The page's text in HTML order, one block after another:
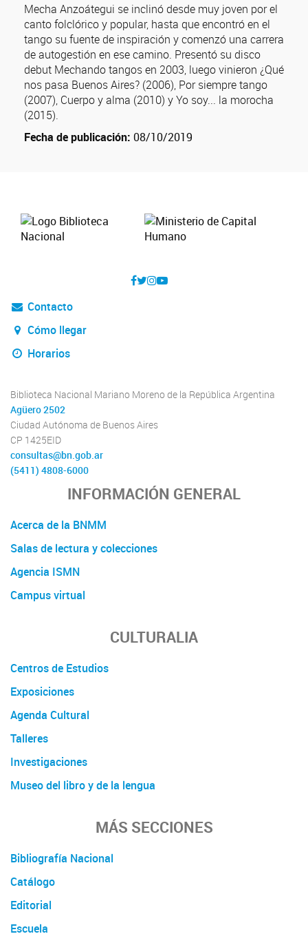
Mecha Anzoátegui se inclinó desde muy joven por el
canto folclórico y popular, hasta que encontró en el
tango su fuente de inspiración y comenzó una carrera
de autogestión en ese camino. Presentó su disco
debut Mechando tangos en 2003, luego vinieron ¿Qué
nos pasa Buenos Aires? (2006), Por siempre tango
(2007), Cuerpo y alma (2010) y Yo soy... la morocha
(2015).
Fecha de publicación: 08/10/2019
Contacto
Cómo llegar
Horarios
Biblioteca Nacional Mariano Moreno de la República Argentina
Agüero 2502
Ciudad Autónoma de Buenos Aires
CP 1425EID
consultas@bn.gob.ar
(5411) 4808-6000
INFORMACIÓN GENERAL
Acerca de la BNMM
Salas de lectura y colecciones
Agencia ISMN
Campus virtual
CULTURALIA
Centros de Estudios
Exposiciones
Agenda Cultural
Talleres
Investigaciones
Museo del libro y de la lengua
MÁS SECCIONES
Bibliografía Nacional
Catálogo
Editorial
Escuela